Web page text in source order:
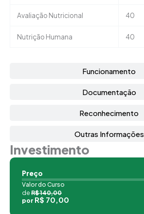
Funcionamento
Documentação
Reconhecimento
Outras Informações
Avaliação Nutricional 40
Nutrição Humana 40
Investimento
Preço
Valor do Curso
de R$ 140,00
por R$ 70,00